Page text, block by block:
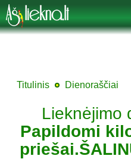
Titulinis Dienoraščiai
Lieknėjimo
Papildomi